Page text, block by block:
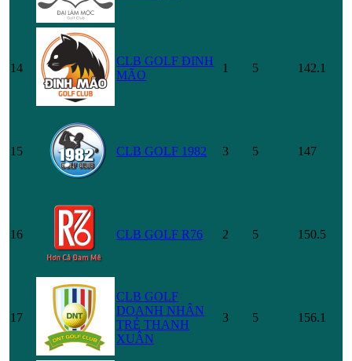
14
CLB GOLF ĐINH
MÃO
1 5 142.1
15 CLB GOLF 1982 3 5 147
16 CLB GOLF R76 2 5 150.5
17
CLB GOLF
DOANH NHÂN
TRẺ THANH
XUÂN
3 5 156.1